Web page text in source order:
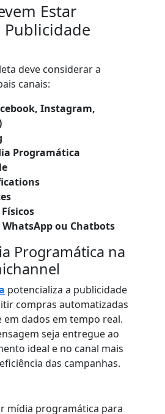
Estar
deve considerar a
canais:
Instagram,
Programática
ou Chatbots
Programática na
potencializa a publicidade
compras automatizadas
em dados em tempo real.
seja entregue ao
ideal e no canal mais
das campanhas.
mídia programática para